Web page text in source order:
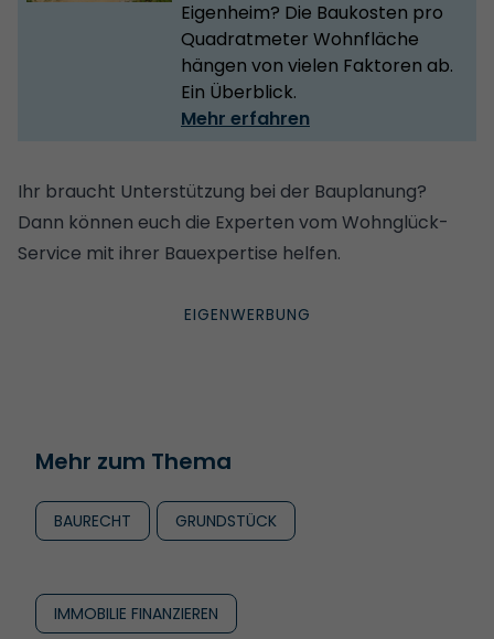
Eigenheim? Die Baukosten pro
Quadratmeter Wohnfläche
hängen von vielen Faktoren ab.
Ein Überblick.
Mehr erfahren
Ihr braucht Unterstützung bei der Bauplanung?
Dann können euch die Experten vom Wohnglück-
Service mit ihrer Bauexpertise helfen.
Mehr zum Thema
BAURECHT GRUNDSTÜCK
IMMOBILIE FINANZIEREN